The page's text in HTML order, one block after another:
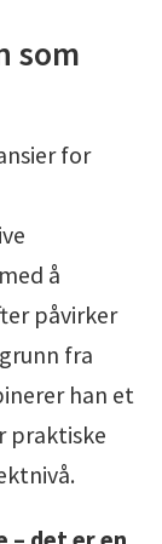
som
for
å
påvirker
fra
han et
praktiske